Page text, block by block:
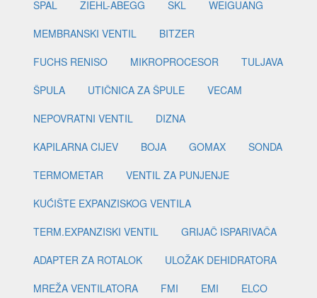
SPAL ZIEHL-ABEGG SKL
WEIGUANG
MEMBRANSKI VENTIL
BITZER
FUCHS RENISO
MIKROPROCESOR
TULJAVA
ŠPULA
UTIČNICA ZA ŠPULE
VECAM
NEPOVRATNI VENTIL
DIZNA
KAPILARNA CIJEV
BOJA GOMAX
SONDA
TERMOMETAR
VENTIL ZA PUNJENJE
KUĆIŠTE EXPANZISKOG VENTILA
TERM.EXPANZISKI VENTIL
GRIJAČ ISPARIVAČA
ADAPTER ZA ROTALOK
ULOŽAK DEHIDRATORA
MREŽA VENTILATORA
FMI EMI
ELCO